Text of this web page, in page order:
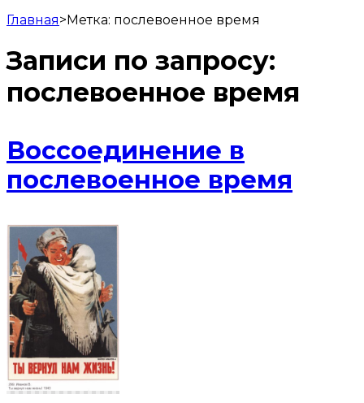
Главная>Метка: послевоенное время
Записи по запросу:
послевоенное время
Воссоединение в
послевоенное время